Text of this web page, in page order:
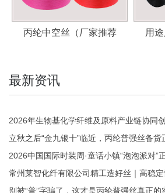
丙纶中空丝（厂家推荐 用
最新资讯
2026年生物基化学纤维及原料产业链协同
立秋之后“金九银十”临近，丙纶普强丝备货
2026中国国际时装周·童话小镇“泡泡派对”
别被“普”字骗了，这才是丙纶普强丝真正的